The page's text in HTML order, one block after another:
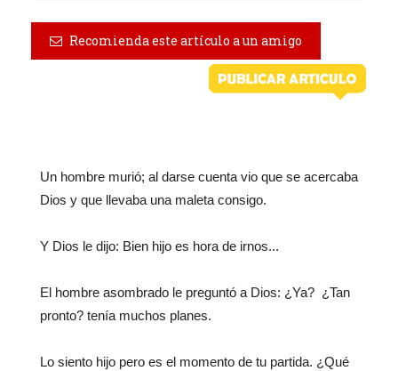
Recomienda este artículo a un amigo
Un hombre murió; al darse cuenta vio que se acercaba
Dios y que llevaba una maleta consigo.
Y Dios le dijo: Bien hijo es hora de irnos...
El hombre asombrado le preguntó a Dios: ¿Ya? ¿Tan
pronto? tenía muchos planes.
Lo siento hijo pero es el momento de tu partida. ¿Qué